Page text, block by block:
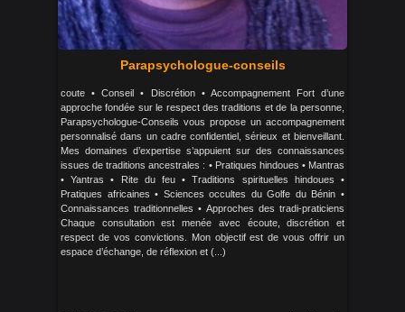
Parapsychologue-conseils
coute • Conseil • Discrétion • Accompagnement Fort d’une
approche fondée sur le respect des traditions et de la personne,
Parapsychologue-Conseils vous propose un accompagnement
personnalisé dans un cadre confidentiel, sérieux et bienveillant.
Mes domaines d’expertise s’appuient sur des connaissances
issues de traditions ancestrales : • Pratiques hindoues • Mantras
• Yantras • Rite du feu • Traditions spirituelles hindoues •
Pratiques africaines • Sciences occultes du Golfe du Bénin •
Connaissances traditionnelles • Approches des tradi-praticiens
Chaque consultation est menée avec écoute, discrétion et
respect de vos convictions. Mon objectif est de vous offrir un
espace d’échange, de réflexion et (...)